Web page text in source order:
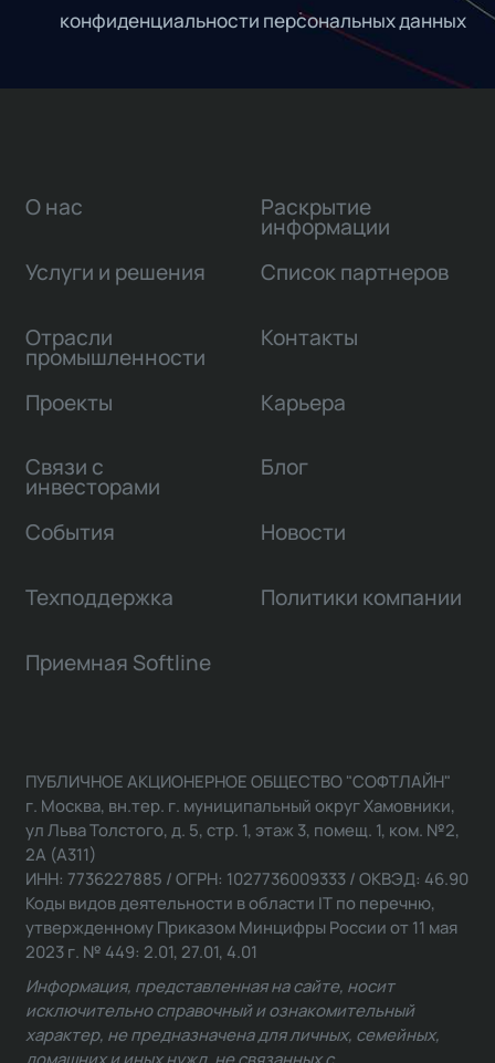
конфиденциальности персональных данных
О нас
Услуги и решения
Отрасли
промышленности
Проекты
Связи с
инвесторами
Раскрытие
информации
Список партнеров
Контакты
Карьера
Блог
События Новости
Техподдержка Политики компании
Приемная Softline
ПУБЛИЧНОЕ АКЦИОНЕРНОЕ ОБЩЕСТВО "СОФТЛАЙН"
г. Москва, вн.тер. г. муниципальный округ Хамовники,
ул Льва Толстого, д. 5, стр. 1, этаж 3, помещ. 1, ком. №2,
2А (А311)
ИНН: 7736227885 / ОГРН: 1027736009333 / ОКВЭД: 46.90
Коды видов деятельности в области IT по перечню,
утвержденному Приказом Минцифры России от 11 мая
2023 г. № 449: 2.01, 27.01, 4.01
Информация, представленная на сайте, носит
исключительно справочный и ознакомительный
характер, не предназначена для личных, семейных,